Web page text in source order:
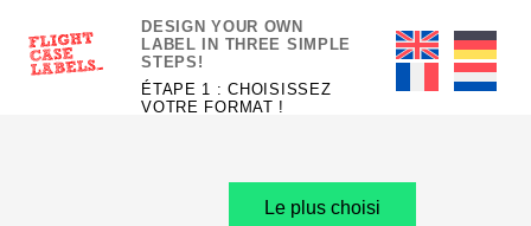
DESIGN YOUR OWN
LABEL IN THREE SIMPLE
STEPS!
ÉTAPE 1 : CHOISISSEZ
VOTRE FORMAT !
Le plus choisi